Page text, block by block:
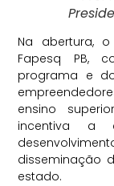
Na abertura,
Fapesq PB,
programa e
ensino
incentiva a
disseminação
estado.